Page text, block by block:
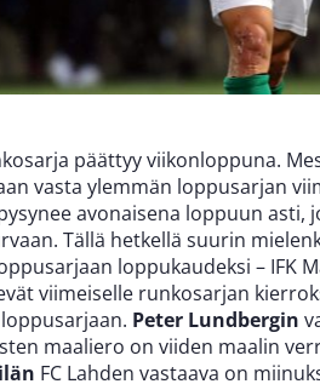
päättyy viikonloppuna.
vasta ylemmän loppusarjan
avonaisena loppuun asti,
Tällä hetkellä suurin
loppukaudeksi – IFK
viimeiselle runkosarjan
Peter Lundbergin
maaliero on viiden maalin
FC Lahden vastaava on